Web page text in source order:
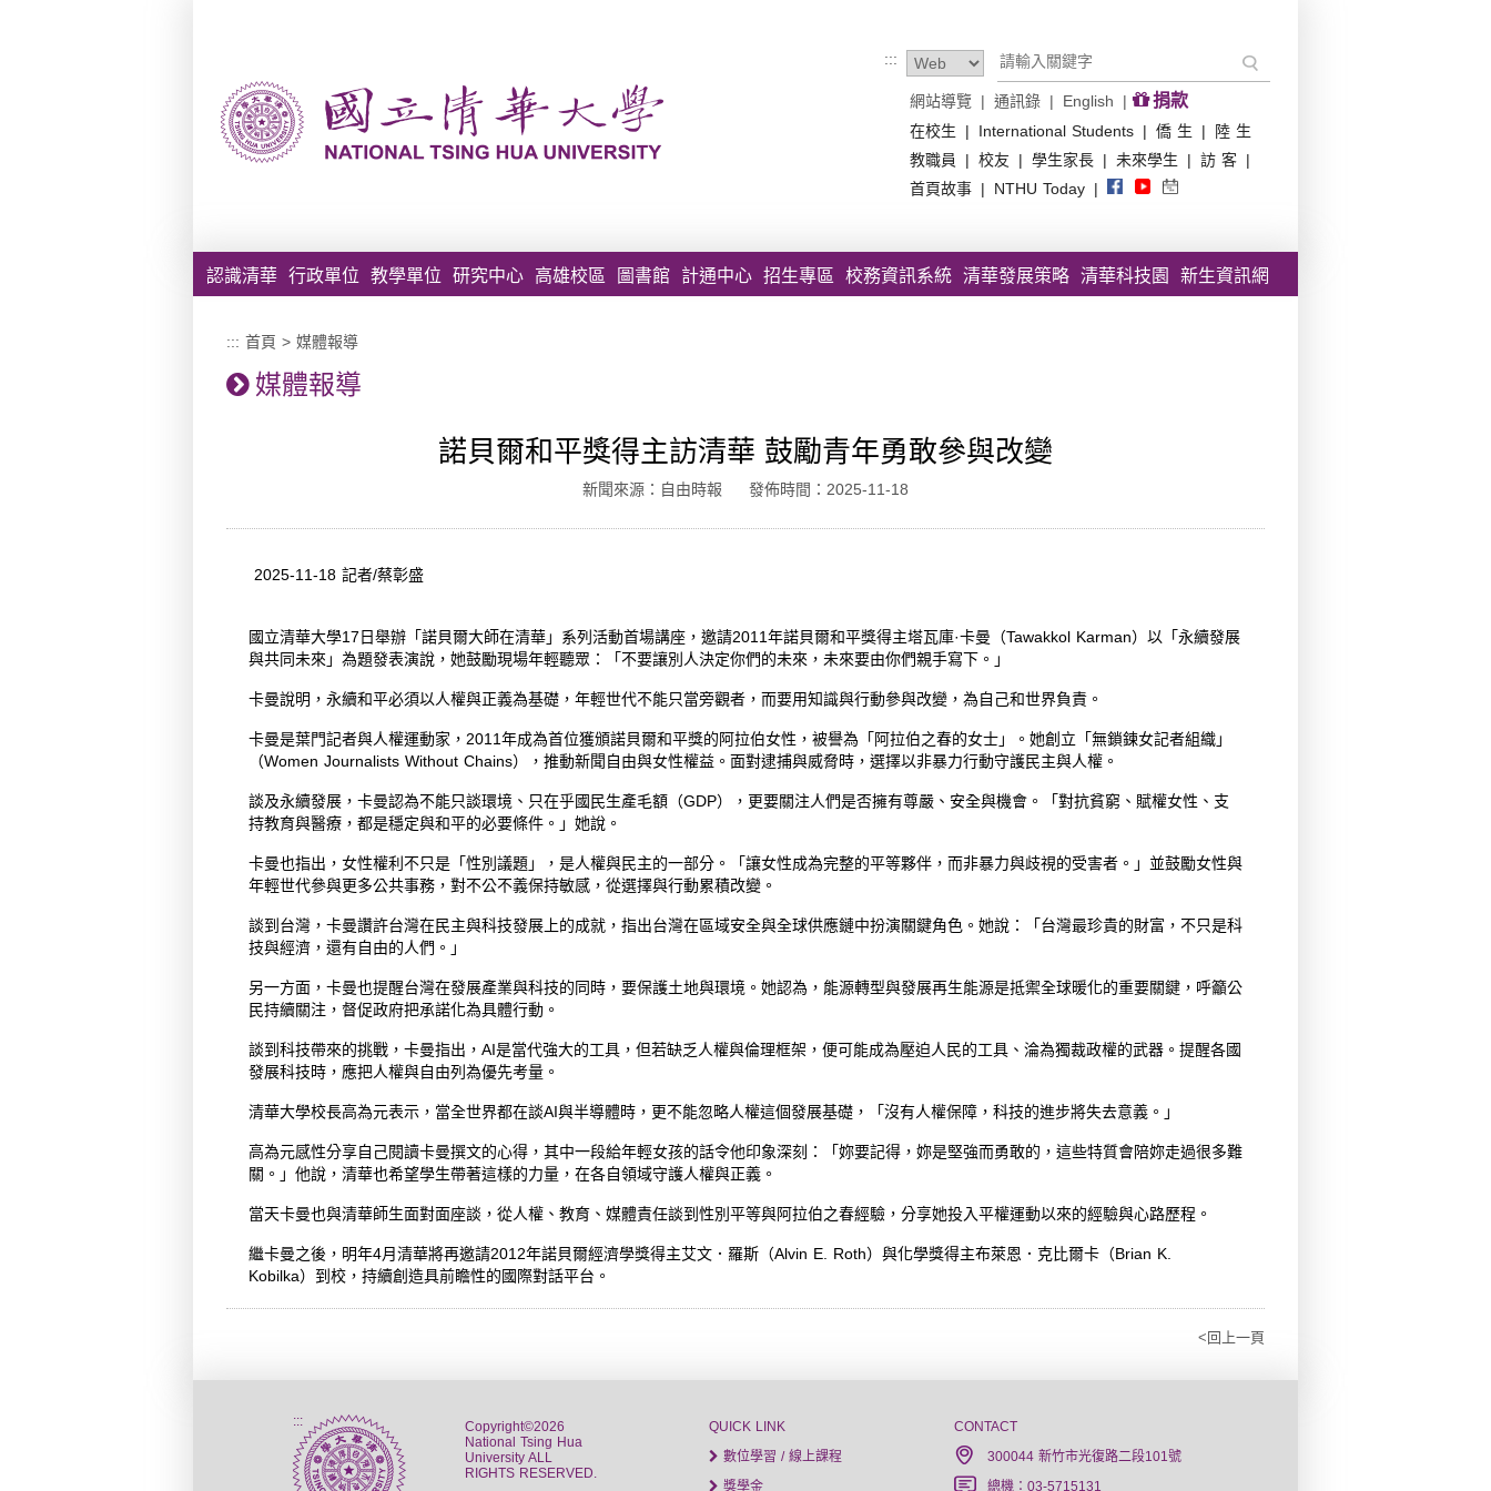
:::
網站導覽 | 通訊錄 | English | 捐款
在校生 | International Students | 僑 生 |
陸 生
教職員
| 校友 | 學生家長 | 未來學生 | 訪 客 |
首頁故事 | NTHU Today |
認識清華 行政單位 教學單位 研究中心 高雄校區 圖書館 計通中心 招生專區 校務資訊系統 清華發展策略 清華科技園 新生資訊網
::: 首頁 > 媒體報導
媒體報導
諾貝爾和平獎得主訪清華 鼓勵青年勇敢參與改變
新聞來源：自由時報 發佈時間：2025-11-18
2025-11-18 記者/蔡彰盛
國立清華大學17日舉辦「諾貝爾大師在清華」系列活動首場講座，邀請2011年諾貝爾和平獎得主塔瓦庫·卡曼（Tawakkol Karman）以「永續發展
與共同未來」為題發表演說，她鼓勵現場年輕聽眾：「不要讓別人決定你們的未來，未來要由你們親手寫下。」
卡曼說明，永續和平必須以人權與正義為基礎，年輕世代不能只當旁觀者，而要用知識與行動參與改變，為自己和世界負責。
卡曼是葉門記者與人權運動家，2011年成為首位獲頒諾貝爾和平獎的阿拉伯女性，被譽為「阿拉伯之春的女士」。她創立「無鎖鍊女記者組織」
（Women Journalists Without Chains），推動新聞自由與女性權益。面對逮捕與威脅時，選擇以非暴力行動守護民主與人權。
談及永續發展，卡曼認為不能只談環境、只在乎國民生產毛額（GDP），更要關注人們是否擁有尊嚴、安全與機會。「對抗貧窮、賦權女性、支
持教育與醫療，都是穩定與和平的必要條件。」她說。
卡曼也指出，女性權利不只是「性別議題」，是人權與民主的一部分。「讓女性成為完整的平等夥伴，而非暴力與歧視的受害者。」並鼓勵女性與
年輕世代參與更多公共事務，對不公不義保持敏感，從選擇與行動累積改變。
談到台灣，卡曼讚許台灣在民主與科技發展上的成就，指出台灣在區域安全與全球供應鏈中扮演關鍵角色。她說：「台灣最珍貴的財富，不只是科
技與經濟，還有自由的人們。」
另一方面，卡曼也提醒台灣在發展產業與科技的同時，要保護土地與環境。她認為，能源轉型與發展再生能源是抵禦全球暖化的重要關鍵，呼籲公
民持續關注，督促政府把承諾化為具體行動。
談到科技帶來的挑戰，卡曼指出，AI是當代強大的工具，但若缺乏人權與倫理框架，便可能成為壓迫人民的工具、淪為獨裁政權的武器。提醒各國
發展科技時，應把人權與自由列為優先考量。
清華大學校長高為元表示，當全世界都在談AI與半導體時，更不能忽略人權這個發展基礎，「沒有人權保障，科技的進步將失去意義。」
高為元感性分享自己閱讀卡曼撰文的心得，其中一段給年輕女孩的話令他印象深刻：「妳要記得，妳是堅強而勇敢的，這些特質會陪妳走過很多難
關。」他說，清華也希望學生帶著這樣的力量，在各自領域守護人權與正義。
當天卡曼也與清華師生面對面座談，從人權、教育、媒體責任談到性別平等與阿拉伯之春經驗，分享她投入平權運動以來的經驗與心路歷程。
繼卡曼之後，明年4月清華將再邀請2012年諾貝爾經濟學獎得主艾文．羅斯（Alvin E. Roth）與化學獎得主布萊恩．克比爾卡（Brian K.
Kobilka）到校，持續創造具前瞻性的國際對話平台。
<回上一頁
:::
Copyright©2026
National Tsing Hua
University ALL
RIGHTS RESERVED.
QUICK LINK
數位學習 / 線上課程
獎學金
CONTACT
300044 新竹市光復路二段101號
總機：03-5715131